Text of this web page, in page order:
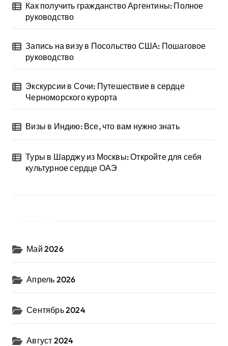
Как получить гражданство Аргентины: Полное
руководство
Запись на визу в Посольство США: Пошаговое
руководство
Экскурсии в Сочи: Путешествие в сердце
Черноморского курорта
Визы в Индию: Все, что вам нужно знать
Туры в Шарджу из Москвы: Откройте для себя
культурное сердце ОАЭ
Май 2026
Апрель 2026
Сентябрь 2024
Август 2024